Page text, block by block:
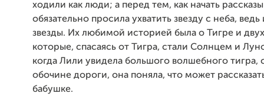
ходили как люди; а перед тем, как начать
обязательно просила ухватить звезду с неба,
звезды. Их любимой историей была о Тигре и
которые, спасаясь от Тигра, стали Солнцем и
когда Лили увидела большого волшебного тигра,
обочине дороги, она поняла, что может
бабушке.